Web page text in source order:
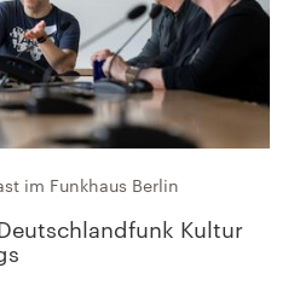
im Funkhaus Berlin
Kultur